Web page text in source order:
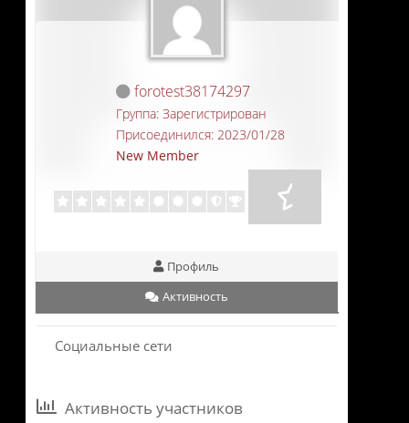
forotest38174297
Группа: Зарегистрирован
Присоединился: 2023/01/28
New Member
Профиль
Активность
Социальные сети
Активность участников